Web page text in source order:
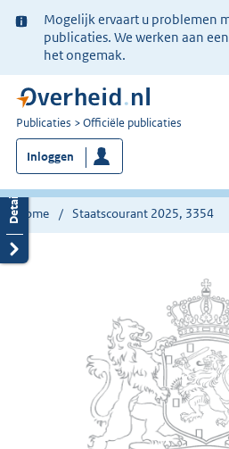
Ter
informatie:
Mogelijk ervaart u problemen
publicaties. We werken aan
het ongemak.
U
bent
nu
hier:
Publicaties Officiële publicaties
Inloggen
Home Staatscourant 2025, 3354